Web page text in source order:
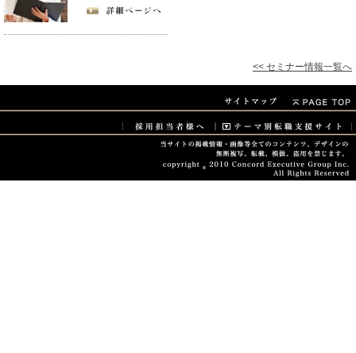
<< セミナー情報一覧へ